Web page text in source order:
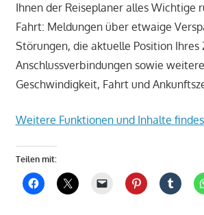
Ihnen der Reiseplaner alles Wichtige
Fahrt: Meldungen über etwaige
Störungen, die aktuelle Position Ihres
Anschlussverbindungen sowie
Geschwindigkeit, Fahrt und
Weitere Funktionen und Inhalte
Teilen mit: